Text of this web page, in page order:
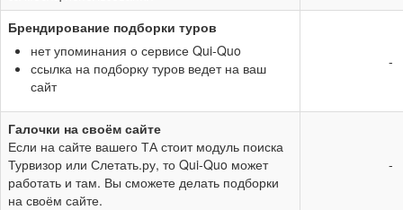
Брендирование подборки туров
нет упоминания о сервисе Qui-Quo
ссылка на подборку туров ведет на ваш
сайт
-
Галочки на своём сайте
Если на сайте вашего ТА стоит модуль поиска
Турвизор или Слетать.ру, то Qui-Quo может
работать и там. Вы сможете делать подборки
на своём сайте.
-